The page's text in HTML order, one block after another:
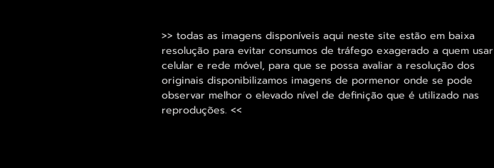
>> todas as imagens disponíveis aqui neste site estão em baixa
resolução para evitar consumos de tráfego exagerado a quem usar
celular e rede móvel, para que se possa avaliar a resolução dos
originais disponibilizamos imagens de pormenor onde se pode
observar melhor o elevado nível de definição que é utilizado nas
reproduções. <<